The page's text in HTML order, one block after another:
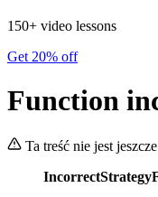
150+ video lessons
Get 20% off
Function
Ta treść nie jest